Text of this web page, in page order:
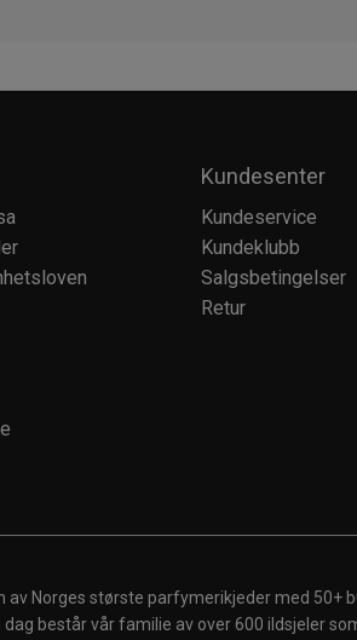
Kundesenter
Kundeservice
Kundeklubb
Salgsbetingelser
Retur
av Norges største parfymerikjeder med
dag består vår familie av over 600 ildsjeler